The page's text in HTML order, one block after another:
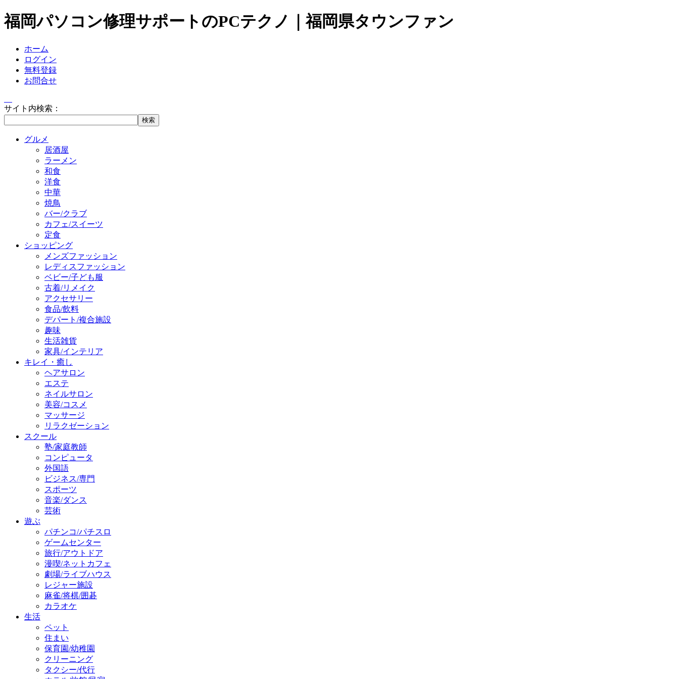
福岡パソコン修理サポートのPCテクノ｜福岡県タウンファン
ホーム
ログイン
無料登録
お問合せ
サイト内検索：
グルメ
居酒屋
ラーメン
和食
洋食
中華
焼鳥
バー/クラブ
カフェ/スイーツ
定食
ショッピング
メンズファッション
レディスファッション
ベビー/子ども服
古着/リメイク
アクセサリー
食品/飲料
デパート/複合施設
趣味
生活雑貨
家具/インテリア
キレイ・癒し
ヘアサロン
エステ
ネイルサロン
美容/コスメ
マッサージ
リラクゼーション
スクール
塾/家庭教師
コンピュータ
外国語
ビジネス/専門
スポーツ
音楽/ダンス
芸術
遊ぶ
パチンコ/パチスロ
ゲームセンター
旅行/アウトドア
漫喫/ネットカフェ
劇場/ライブハウス
レジャー施設
麻雀/将棋/囲碁
カラオケ
生活
ペット
住まい
保育園/幼稚園
クリーニング
タクシー/代行